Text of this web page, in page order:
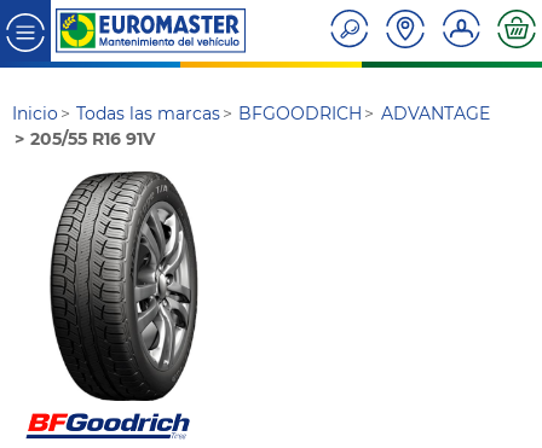
Inicio Todas las marcas BFGOODRICH
ADVANTAGE
205/55 R16 91V